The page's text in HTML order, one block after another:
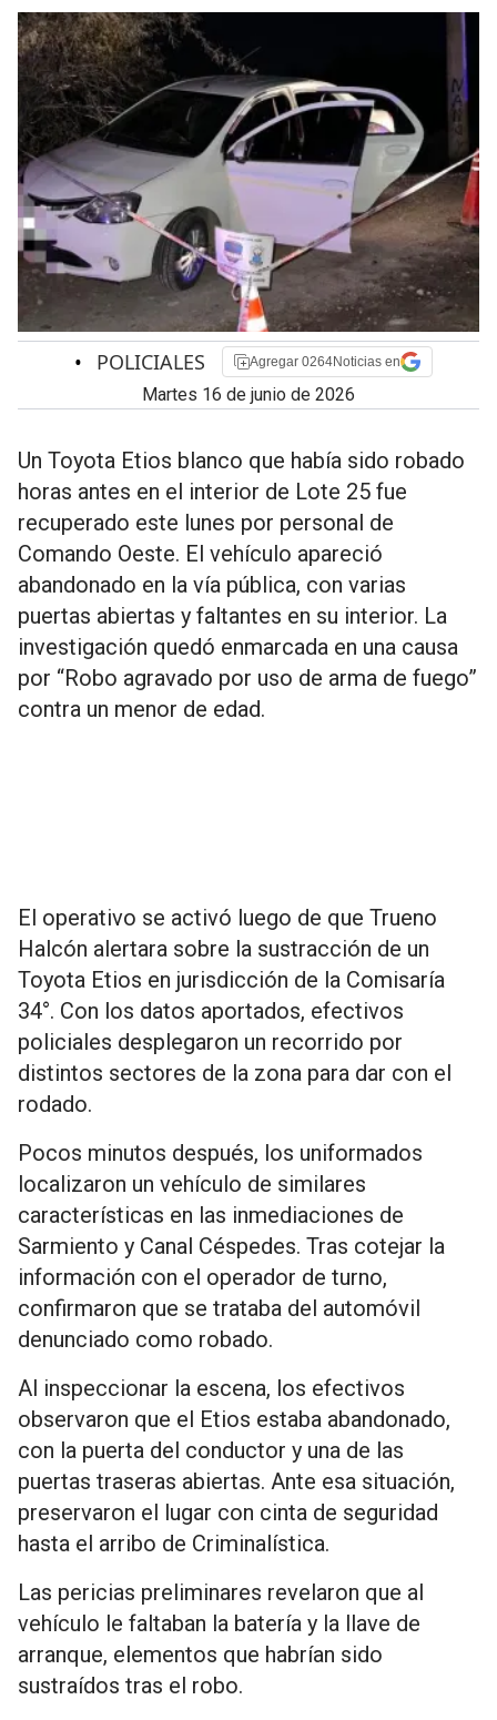
• POLICIALES Agregar 0264Noticias en
martes 16 de junio de 2026
Un Toyota Etios blanco que había sido robado
horas antes en el interior de Lote 25 fue
recuperado este lunes por personal de
Comando Oeste. El vehículo apareció
abandonado en la vía pública, con varias
puertas abiertas y faltantes en su interior. La
investigación quedó enmarcada en una causa
por “Robo agravado por uso de arma de fuego”
contra un menor de edad.
El operativo se activó luego de que Trueno
Halcón alertara sobre la sustracción de un
Toyota Etios en jurisdicción de la Comisaría
34°. Con los datos aportados, efectivos
policiales desplegaron un recorrido por
distintos sectores de la zona para dar con el
rodado.
Pocos minutos después, los uniformados
localizaron un vehículo de similares
características en las inmediaciones de
Sarmiento y Canal Céspedes. Tras cotejar la
información con el operador de turno,
confirmaron que se trataba del automóvil
denunciado como robado.
Al inspeccionar la escena, los efectivos
observaron que el Etios estaba abandonado,
con la puerta del conductor y una de las
puertas traseras abiertas. Ante esa situación,
preservaron el lugar con cinta de seguridad
hasta el arribo de Criminalística.
Las pericias preliminares revelaron que al
vehículo le faltaban la batería y la llave de
arranque, elementos que habrían sido
sustraídos tras el robo.